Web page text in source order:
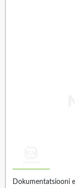
Dokumentatsiooni